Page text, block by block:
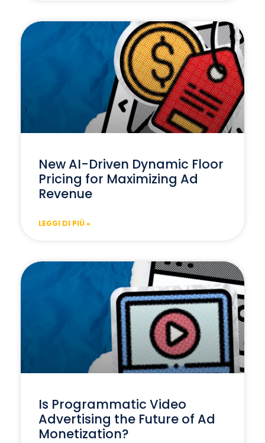
New AI-Driven Dynamic Floor
Pricing for Maximizing Ad
Revenue
LEGGI DI PIÙ »
Is Programmatic Video
Advertising the Future of Ad
Monetization?